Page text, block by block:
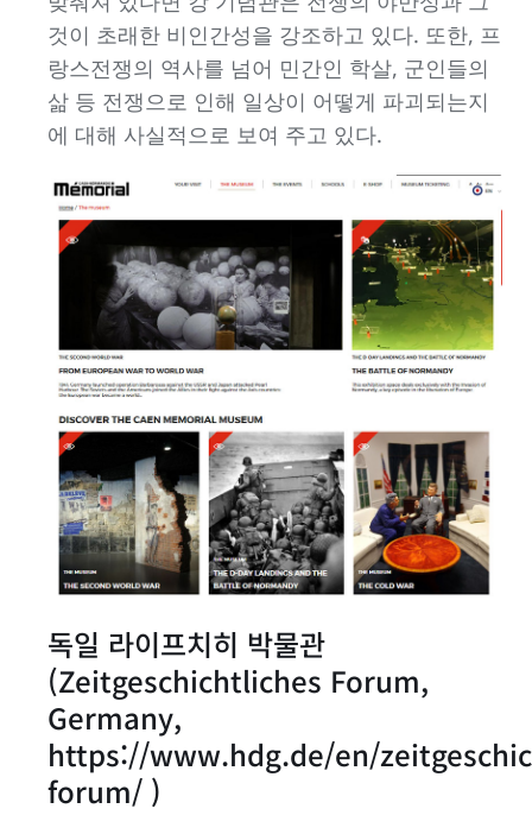
것이 초래한 비인간성을 강조하고 있다. 또한, 프
랑스전쟁의 역사를 넘어 민간인 학살, 군인들의
삶 등 전쟁으로 인해 일상이 어떻게 파괴되는지
에 대해 사실적으로 보여 주고 있다.
독일 라이프치히 박물관
(Zeitgeschichtliches Forum,
Germany,
https://www.hdg.de/en/
forum/ )